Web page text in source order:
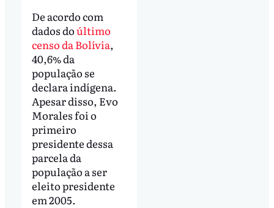
De acordo com
dados doúltimo
censo da Bolívia,
40,6% da
população se
declara indígena.
Apesar disso, Evo
Morales foi o
primeiro
presidente dessa
parcela da
população a ser
eleito presidente
em 2005.